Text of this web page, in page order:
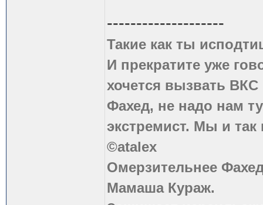
--------------------
Такие как ты
И прекратите уже
хочется вызвать
Фахед, не надо нам
экстремист. Мы и
©atalex
Омерзительнее
Мамаша Кураж.